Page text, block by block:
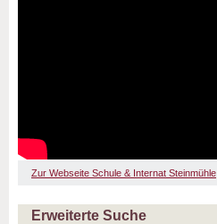
Zur Webseite Schule & Internat Steinmühle
Erweiterte Suche